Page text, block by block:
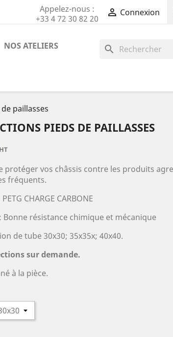
Appelez-nous :
+33 4 72 30 82 20
 Connexion
NOS ATELIERS search
paillasses
PIEDS DE PAILLASSES
HT
protéger vos châssis contre les produits
fréquents.
CHARGE CARBONE
Bonne résistance chimique et mécanique
de tube 30x30; 35x35x; 40x40.
sur demande.
à la pièce.